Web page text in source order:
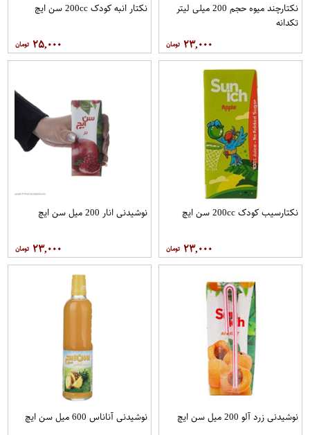
نکتارچند میوه حجم 200 میلی لیتر
تکدانه
۲۳,۰۰۰
نکتار انبه کودک 200cc سن ايچ
۲۵,۰۰۰
نکتارسیب کودک 200cc سن ايچ
۲۳,۰۰۰
نوشیدنی انار 200 میل سن ایچ
۲۳,۰۰۰
نوشیدنی زرد آلو 200 میل سن ایچ نوشیدنی آناناس 600 میل سن ایچ